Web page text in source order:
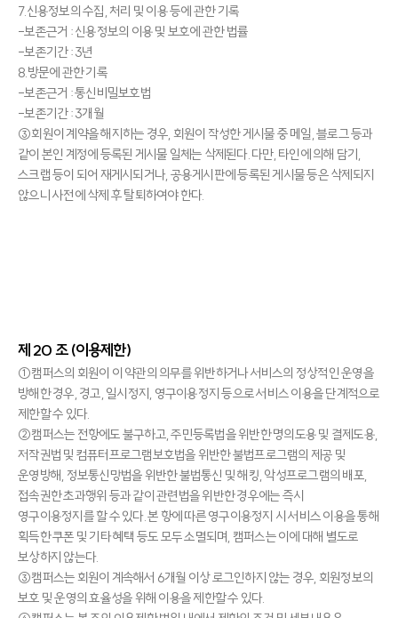
7.신용정보의 수집, 처리 및 이용 등에 관한 기록
-보존근거 : 신용정보의 이용 및 보호에 관한 법률
-보존기간 : 3년
8.방문에 관한 기록
-보존근거 : 통신비밀보호법
-보존기간 : 3개월
③회원이 계약을 해지하는 경우, 회원이 작성한 게시물 중 메일, 블로그 등과
같이 본인 계정에 등록된 게시물 일체는 삭제된다. 다만, 타인에 의해 담기,
스크랩 등이 되어 재게시되거나, 공용게시판에 등록된 게시물 등은 삭제되지
않으니 사전에 삭제 후 탈퇴하여야 한다.
제 20 조 (이용제한)
①캠퍼스의 회원이 이 약관의 의무를 위반하거나 서비스의 정상적인 운영을
방해한 경우, 경고, 일시정지, 영구이용정지 등으로 서비스 이용을 단계적으로
제한할 수 있다.
②캠퍼스는 전항에도 불구하고, 주민등록법을 위반한 명의도용 및 결제도용,
저작권법 및 컴퓨터프로그램보호법을 위반한 불법프로그램의 제공 및
운영방해, 정보통신망법을 위반한 불법통신 및 해킹, 악성프로그램의 배포,
접속권한 초과행위 등과 같이 관련법을 위반한 경우에는 즉시
영구이용정지를 할 수 있다. 본 항에 따른 영구이용정지 시 서비스 이용을 통해
획득한 쿠폰 및 기타 혜택 등도 모두 소멸되며, 캠퍼스는 이에 대해 별도로
보상하지 않는다.
③캠퍼스는 회원이 계속해서 6개월 이상 로그인하지 않는 경우, 회원정보의
보호 및 운영의 효율성을 위해 이용을 제한할 수 있다.